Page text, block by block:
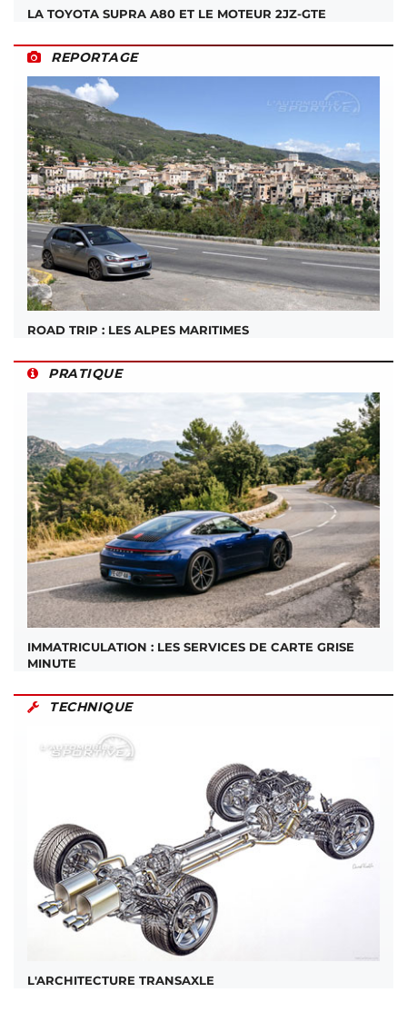
LA TOYOTA SUPRA A80 ET LE MOTEUR 2JZ-GTE
REPORTAGE
ROAD TRIP : LES ALPES MARITIMES
PRATIQUE
IMMATRICULATION : LES SERVICES DE CARTE GRISE
MINUTE
TECHNIQUE
L'ARCHITECTURE TRANSAXLE